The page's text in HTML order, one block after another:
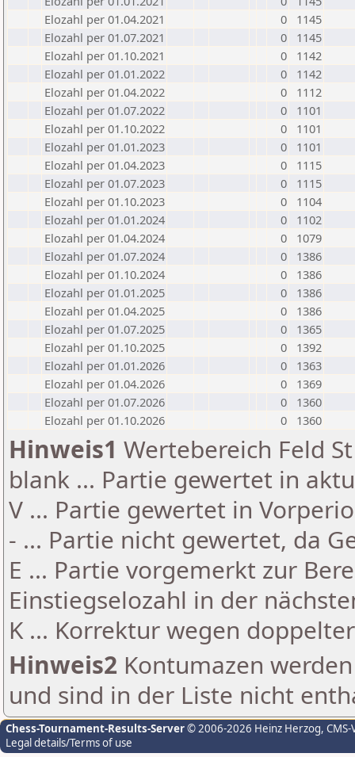
Elozahl per 01.04.2021
0
1145
Elozahl per 01.07.2021
0
1145
Elozahl per 01.10.2021
0
1142
Elozahl per 01.01.2022
0
1142
Elozahl per 01.04.2022
0
1112
Elozahl per 01.07.2022
0
1101
Elozahl per 01.10.2022
0
1101
Elozahl per 01.01.2023
0
1101
Elozahl per 01.04.2023
0
1115
Elozahl per 01.07.2023
0
1115
Elozahl per 01.10.2023
0
1104
Elozahl per 01.01.2024
0
1102
Elozahl per 01.04.2024
0
1079
Elozahl per 01.07.2024
0
1386
Elozahl per 01.10.2024
0
1386
Elozahl per 01.01.2025
0
1386
Elozahl per 01.04.2025
0
1386
Elozahl per 01.07.2025
0
1365
Elozahl per 01.10.2025
0
1392
Elozahl per 01.01.2026
0
1363
Elozahl per 01.04.2026
0
1369
Elozahl per 01.07.2026
0
1360
Elozahl per 01.10.2026
0 1360
Hinweis1 Wertebereich Feld
blank ... Partie gewertet in
V ... Partie gewertet in
- ... Partie nicht gewertet, da
E ... Partie vorgemerkt zur
Einstiegselozahl in der
K ... Korrektur wegen
Hinweis2 Kontumazen
und sind in der Liste nicht
Chess-Tournament-Results-Server© 2006-2026 Heinz Herzog,
Legal details/Terms of use